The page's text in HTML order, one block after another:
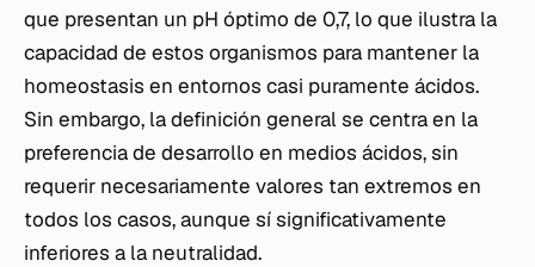
que presentan un pH óptimo de 0,7, lo que ilustra la
capacidad de estos organismos para mantener la
homeostasis en entornos casi puramente ácidos.
Sin embargo, la definición general se centra en la
preferencia de desarrollo en medios ácidos, sin
requerir necesariamente valores tan extremos en
todos los casos, aunque sí significativamente
inferiores a la neutralidad.